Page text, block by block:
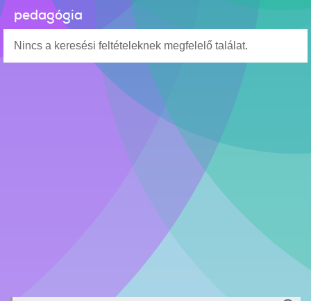
pedagógia
Nincs a keresési feltételeknek megfelelő találat.